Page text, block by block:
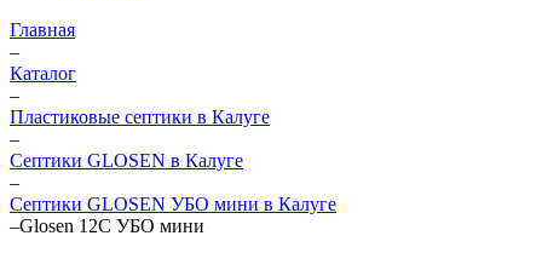
Главная
–
Каталог
–
Пластиковые септики в Калуге
–
Септики GLOSEN в Калуге
–
Септики GLOSEN УБО мини в Калуге
–Glosen 12C УБО мини